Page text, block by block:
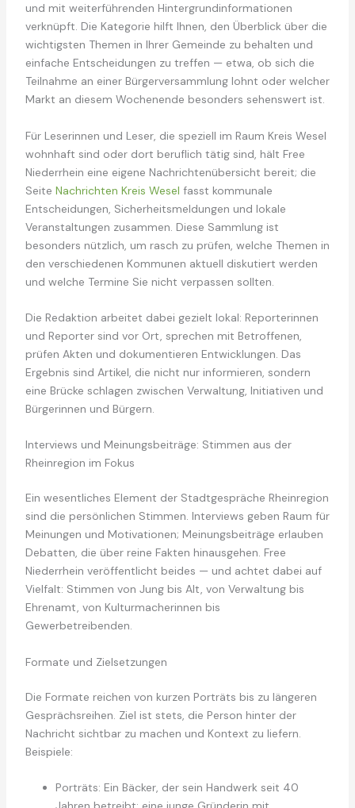
und mit weiterführenden Hintergrundinformationen
verknüpft. Die Kategorie hilft Ihnen, den Überblick über die
wichtigsten Themen in Ihrer Gemeinde zu behalten und
einfache Entscheidungen zu treffen — etwa, ob sich die
Teilnahme an einer Bürgerversammlung lohnt oder welcher
Markt an diesem Wochenende besonders sehenswert ist.
Für Leserinnen und Leser, die speziell im Raum Kreis Wesel
wohnhaft sind oder dort beruflich tätig sind, hält Free
Niederrhein eine eigene Nachrichtenübersicht bereit; die
Seite Nachrichten Kreis Wesel fasst kommunale
Entscheidungen, Sicherheitsmeldungen und lokale
Veranstaltungen zusammen. Diese Sammlung ist
besonders nützlich, um rasch zu prüfen, welche Themen in
den verschiedenen Kommunen aktuell diskutiert werden
und welche Termine Sie nicht verpassen sollten.
Die Redaktion arbeitet dabei gezielt lokal: Reporterinnen
und Reporter sind vor Ort, sprechen mit Betroffenen,
prüfen Akten und dokumentieren Entwicklungen. Das
Ergebnis sind Artikel, die nicht nur informieren, sondern
eine Brücke schlagen zwischen Verwaltung, Initiativen und
Bürgerinnen und Bürgern.
Interviews und Meinungsbeiträge: Stimmen aus der
Rheinregion im Fokus
Ein wesentliches Element der Stadtgespräche Rheinregion
sind die persönlichen Stimmen. Interviews geben Raum für
Meinungen und Motivationen; Meinungsbeiträge erlauben
Debatten, die über reine Fakten hinausgehen. Free
Niederrhein veröffentlicht beides — und achtet dabei auf
Vielfalt: Stimmen von Jung bis Alt, von Verwaltung bis
Ehrenamt, von Kulturmacherinnen bis
Gewerbetreibenden.
Formate und Zielsetzungen
Die Formate reichen von kurzen Porträts bis zu längeren
Gesprächsreihen. Ziel ist stets, die Person hinter der
Nachricht sichtbar zu machen und Kontext zu liefern.
Beispiele:
Porträts: Ein Bäcker, der sein Handwerk seit 40